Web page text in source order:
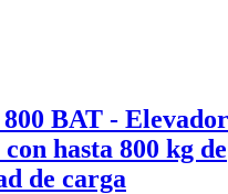
BAT -
hasta 800 kg de
de carga